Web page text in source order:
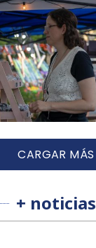
CARGAR MÁS
+ noticias